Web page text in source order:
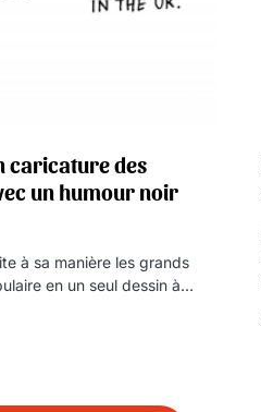
caricature des
un humour noir
à sa manière les grands
en un seul dessin à…